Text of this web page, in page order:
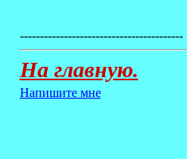
-----------------------------------------
На главную.
Напишите мне